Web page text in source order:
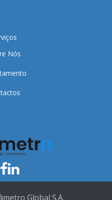
Nós
Global S.A.